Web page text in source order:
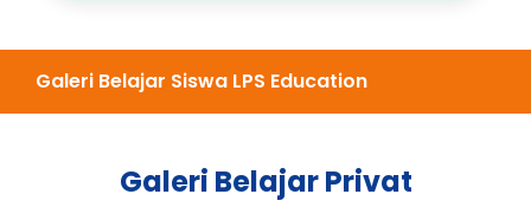
Galeri Belajar Siswa LPS Education
Galeri Belajar Privat